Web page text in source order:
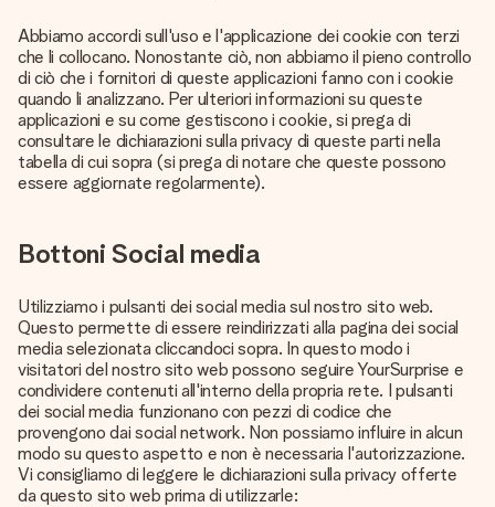
Abbiamo accordi sull'uso e l'applicazione dei cookie con terzi
che li collocano. Nonostante ciò, non abbiamo il pieno controllo
di ciò che i fornitori di queste applicazioni fanno con i cookie
quando li analizzano. Per ulteriori informazioni su queste
applicazioni e su come gestiscono i cookie, si prega di
consultare le dichiarazioni sulla privacy di queste parti nella
tabella di cui sopra (si prega di notare che queste possono
essere aggiornate regolarmente).
Bottoni Social media
Utilizziamo i pulsanti dei social media sul nostro sito web.
Questo permette di essere reindirizzati alla pagina dei social
media selezionata cliccandoci sopra. In questo modo i
visitatori del nostro sito web possono seguire YourSurprise e
condividere contenuti all'interno della propria rete. I pulsanti
dei social media funzionano con pezzi di codice che
provengono dai social network. Non possiamo influire in alcun
modo su questo aspetto e non è necessaria l'autorizzazione.
Vi consigliamo di leggere le dichiarazioni sulla privacy offerte
da questo sito web prima di utilizzarle: